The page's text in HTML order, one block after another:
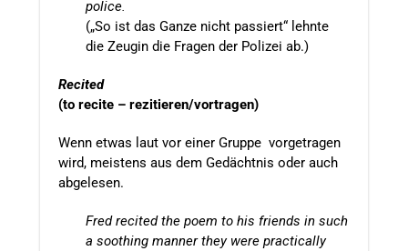
police.
(„So ist das Ganze nicht passiert“ lehnte
die Zeugin die Fragen der Polizei ab.)
Recited
(to recite – rezitieren/vortragen)
Wenn etwas laut vor einer Gruppe vorgetragen
wird, meistens aus dem Gedächtnis oder auch
abgelesen.
Fred recited the poem to his friends in such
a soothing manner they were practically